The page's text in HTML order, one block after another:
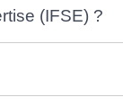
(IFSE) ?